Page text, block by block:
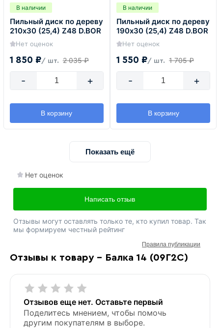
В наличии
Пильный диск по дереву
210х30 (25,4) Z48 D.BOR
Нет оценок
1 850 ₽/ шт. 2 035 ₽
- +
В корзину
В наличии
Пильный диск по дереву
190х30 (25,4) Z48 D.BOR
Нет оценок
1 550 ₽/ шт. 1 705 ₽
- +
В корзину
Показать ещё
Отзывы к товару - Балка 14 (09Г2С)
Отзывов еще нет. Оставьте первый
Поделитесь мнением, чтобы помочь
другим покупателям в выборе.
Нет оценок
Написать отзыв
Отзывы могут оставлять только те, кто купил товар. Так
мы формируем честный рейтинг
Правила публикации